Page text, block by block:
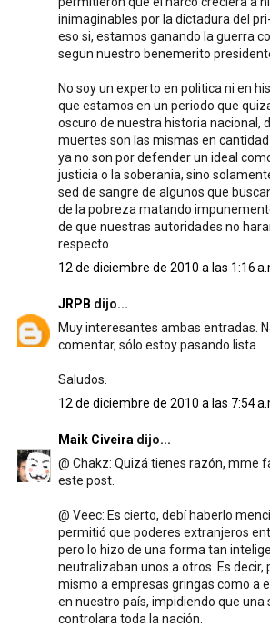
inimaginables por la dictadura del
eso si, estamos ganando la guerra
segun nuestro benemerito
No soy un experto en politica ni en
que estamos en un periodo que
oscuro de nuestra historia nacional,
muertes son las mismas en
ya no son por defender un ideal
justicia o la soberania, sino
sed de sangre de algunos que
de la pobreza matando
de que nuestras autoridades no
respecto
12 de diciembre de 2010 a las 1:16
JRPB dijo...
Muy interesantes ambas entradas.
comentar, sólo estoy pasando lista.
Saludos.
12 de diciembre de 2010 a las 7:54
Maik Civeira dijo...
@ Chakz: Quizá tienes razón, mme
este post.
@ Veec: Es cierto, debí haberlo
permitió que poderes extranjeros
pero lo hizo de una forma tan
neutralizaban unos a otros. Es decir,
mismo a empresas gringas como a
en nuestro país, impidiendo que una
controlara toda la nación.